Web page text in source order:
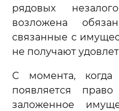
рядовых
возложена
связанные с
не получают
С момента, когда
появляется
заложенное